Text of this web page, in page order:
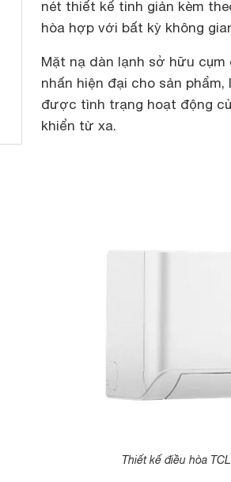
nét thiết kế tinh giản kèm
hòa hợp với bất kỳ không
Mặt nạ dàn lạnh sở hữu
nhấn hiện đại cho sản
được tình trạng hoạt động
khiển từ xa.
Thiết kế điều hòa